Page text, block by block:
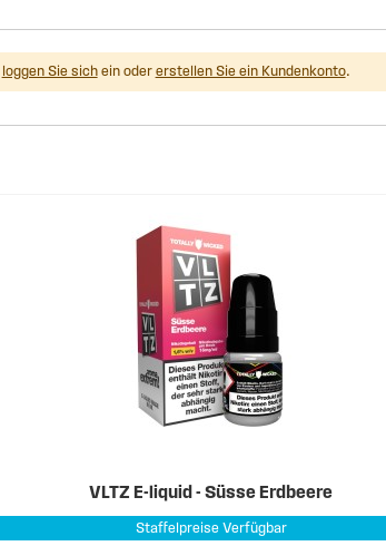
loggen Sie sichein oder erstellen Sie ein Kundenkonto.
VLTZ E-liquid - Süsse Erdbeere
Staffelpreise Verfügbar